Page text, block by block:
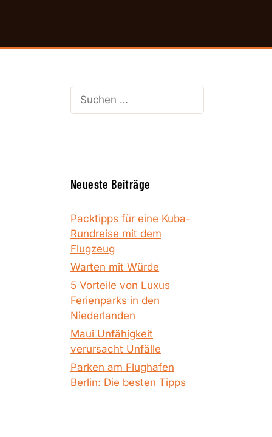
Suchen
nach:
Neueste Beiträge
Packtipps für eine Kuba-
Rundreise mit dem
Flugzeug
Warten mit Würde
5 Vorteile von Luxus
Ferienparks in den
Niederlanden
Maui Unfähigkeit
verursacht Unfälle
Parken am Flughafen
Berlin: Die besten Tipps